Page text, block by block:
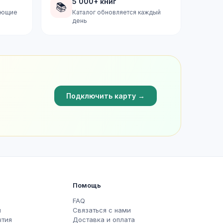
📚
Каталог обновляется каждый
день
Подключить карту →
Помощь
FAQ
Связаться с нами
Доставка и оплата